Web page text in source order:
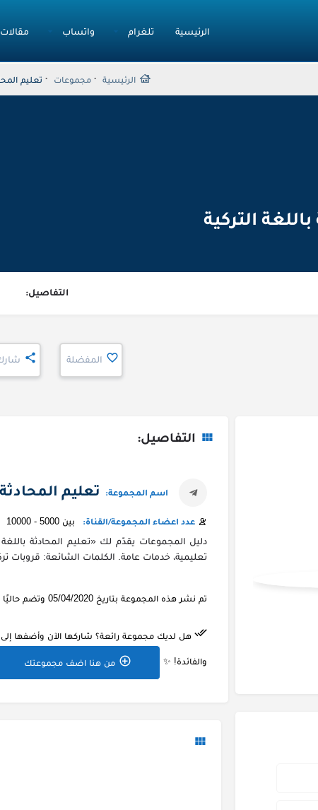
الرئيسية تلغرام واتساب مقالات
الرئيسية مجموعات تعليم
التركية
التفاصيل:
المفضلة
التفاصيل:
اسم المجموعة: تعليم
عدد اعضاء المجموعة/القناة: بين 5000 - 10000
دليل المجموعات يقدّم لك «تعليم المحادثة
تعليمية، خدمات عامة. الكلمات الشائعة: قروبات
تم نشر هذه المجموعة بتاريخ 05/04/2020 وتضم حاليًا بين 5000 - 10000 عضوًا نشطًا.
هل لديك مجموعة رائعة؟ شاركها الآن وأضفها
والفائدة! ✨ من هنا اضف مجموعتك